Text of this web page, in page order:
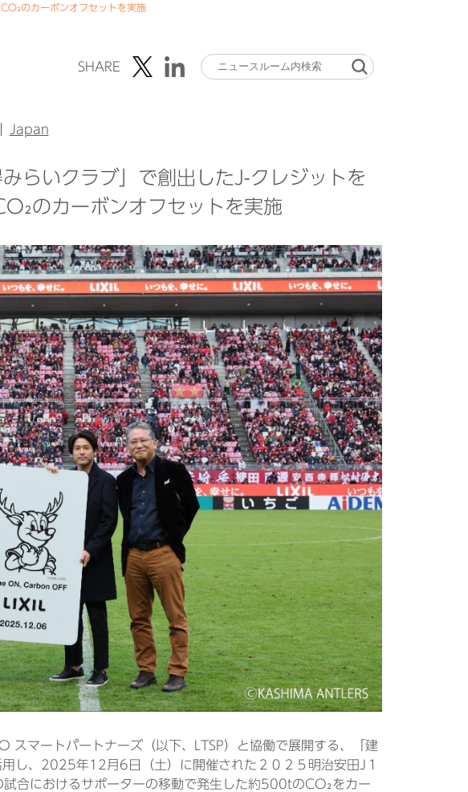
のカーボンオフセットを実施
SHARE
Japan
らいクラブ」で創出したJ-クレジットを
のカーボンオフセットを実施
スマートパートナーズ（以下、LTSP）と協働で展開する、「建
し、2025年12月6日（土）に開催された２０２５明治安田J１
合におけるサポーターの移動で発生した約500tのCO₂をカー